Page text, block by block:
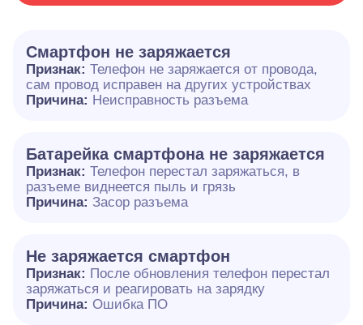
Смартфон не заряжается
Признак: Телефон не заряжается от провода,
сам провод исправен на других устройствах
Причина: Неисправность разъема
Батарейка смартфона не заряжается
Признак: Телефон перестал заряжаться, в
разъеме виднеется пыль и грязь
Причина: Засор разъема
Не заряжается смартфон
Признак: После обновления телефон перестал
заряжаться и реагировать на зарядку
Причина: Ошибка ПО